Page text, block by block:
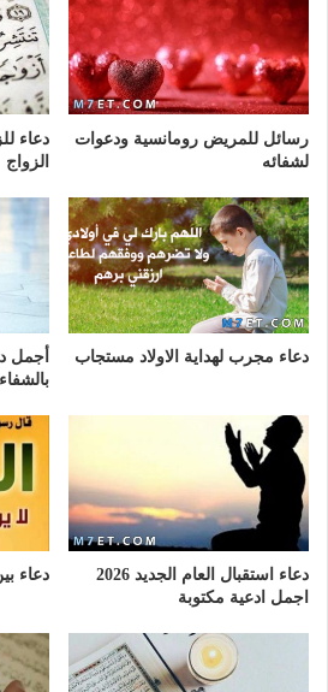
رسائل للمريض رومانسية ودعوات
لشفائه
دعاء
الزواج
دعاء مجرب لهداية الاولاد مستجاب
أجمل
دعاء استقبال العام الجديد 2026
اجمل ادعية مكتوبة
دعاء